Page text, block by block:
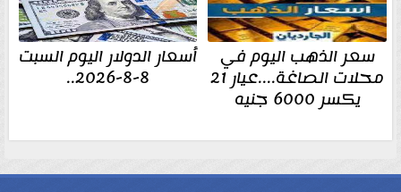
سعر الذهب اليوم في
محلات الصاغة....عيار 21
يكسر 6000 جنيه
أسعار الدولار اليوم السبت
8-8-2026..